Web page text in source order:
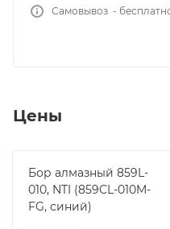
Самовывоз -
Цены
Бор алмазный 859L-
010, NTI (859CL-010M-
FG, синий)